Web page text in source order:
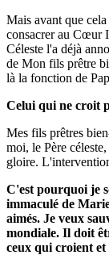
Mais avant que
consacrer au Cœur
Céleste l'a déjà
de Mon fils prêtre
là la fonction de
Celui qui ne croit
Mes fils prêtres
moi, le Père
gloire.
C'est pourquoi je
immaculé de
aimés. Je veux
mondiale. Il doit
ceux qui croient